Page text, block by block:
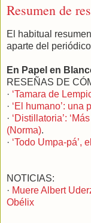
Resumen de
El habitual
aparte del periódico
En Papel en
RESEÑAS DE
· ‘Tamara de
· ‘El humano’:
· ‘Distillatoria’:
(Norma).
· ‘Todo Umpa-pá’,
NOTICIAS:
· Muere Albert
Obélix